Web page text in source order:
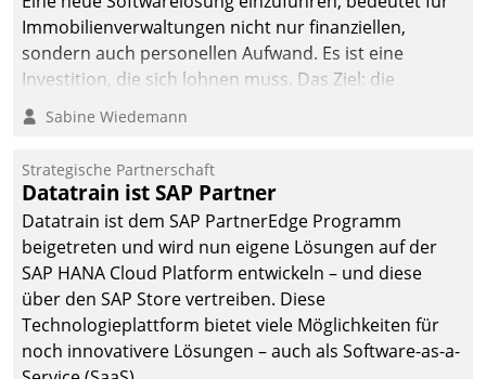
Immobilienverwaltungen nicht nur finanziellen,
sondern auch personellen Aufwand. Es ist eine
Investition, die sich lohnen muss. Das Ziel: die
nachhaltige Optimierung der Geschäftsabläufe. Damit
dieses Ziel erreicht wird, sollten einige Grundregeln
Sabine Wiedemann
Strategische Partnerschaft
Datatrain ist SAP Partner
Datatrain ist dem SAP PartnerEdge Programm
beigetreten und wird nun eigene Lösungen auf der
SAP HANA Cloud Platform entwickeln – und diese
über den SAP Store vertreiben. Diese
Technologieplattform bietet viele Möglichkeiten für
noch innovativere Lösungen – auch als Software-as-a-
Service (SaaS).